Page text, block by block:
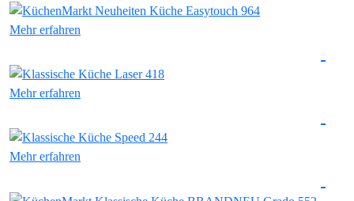
Mehr erfahren
Mehr erfahren
Mehr erfahren